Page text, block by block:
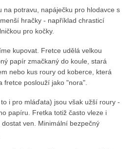
na potravu, napáječku pro hlodavce s
hračky - například chrasticí
pro kočky.
kupovat. Fretce udělá velkou
papír zmačkaný do koule, stará
nebo kus roury od koberce, která
fretce poslouží jako "nora".
i pro mláďata) jsou však užší roury -
papíru. Fretka totiž často vleze i
ven. Minimální bezpečný